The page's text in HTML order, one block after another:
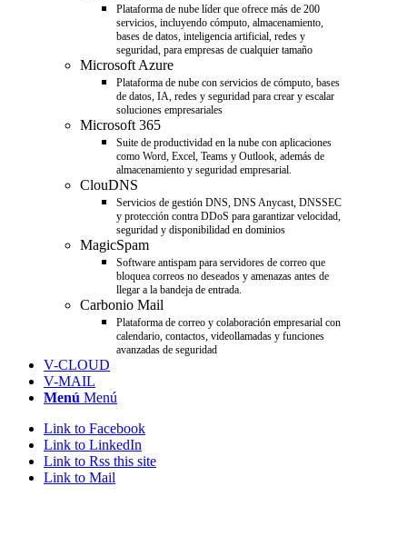
Plataforma de nube líder que ofrece más de 200
servicios, incluyendo cómputo, almacenamiento,
bases de datos, inteligencia artificial, redes y
seguridad, para empresas de cualquier tamaño
Microsoft Azure
Plataforma de nube con servicios de cómputo, bases
de datos, IA, redes y seguridad para crear y escalar
soluciones empresariales
Microsoft 365
Suite de productividad en la nube con aplicaciones
como Word, Excel, Teams y Outlook, además de
almacenamiento y seguridad empresarial.
ClouDNS
Servicios de gestión DNS, DNS Anycast, DNSSEC
y protección contra DDoS para garantizar velocidad,
seguridad y disponibilidad en dominios
MagicSpam
Software antispam para servidores de correo que
bloquea correos no deseados y amenazas antes de
llegar a la bandeja de entrada.
Carbonio Mail
Plataforma de correo y colaboración empresarial con
calendario, contactos, videollamadas y funciones
avanzadas de seguridad
V-CLOUD
V-MAIL
Menú Menú
Link to Facebook
Link to LinkedIn
Link to Rss this site
Link to Mail